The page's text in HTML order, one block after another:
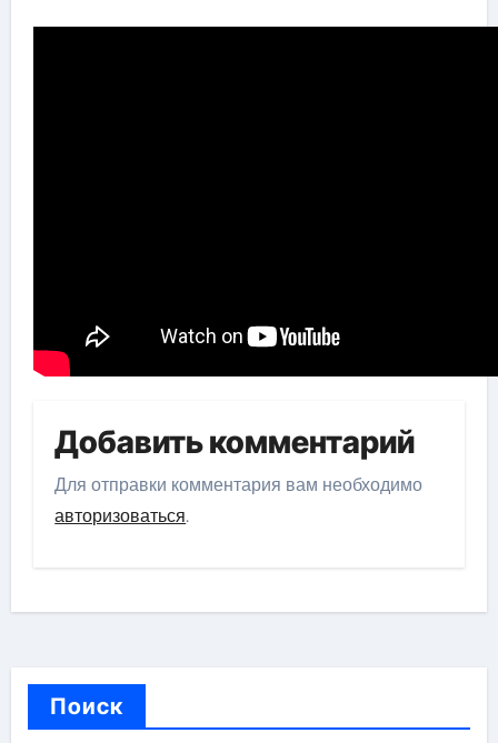
Добавить комментарий
Для отправки комментария вам необходимо
авторизоваться.
Поиск